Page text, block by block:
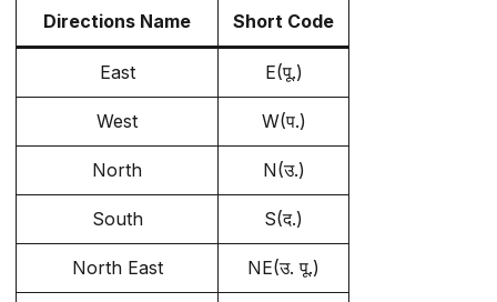
Directions Name Short Code
East E(पू.)
West W(प.)
North N(उ.)
South S(द.)
North East NE(उ. पू.)